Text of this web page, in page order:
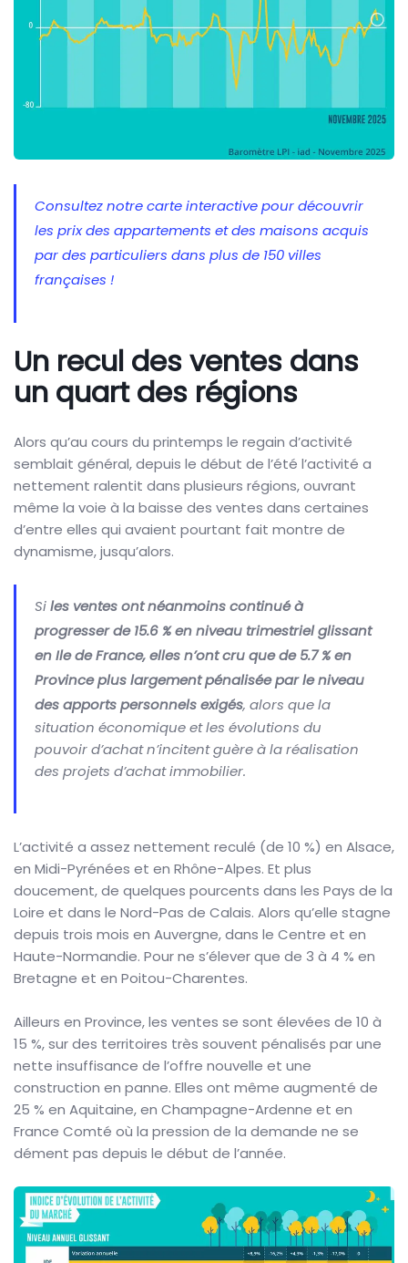
Consultez notre carte interactive pour découvrir
les prix des appartements et des maisons acquis
par des particuliers dans plus de 150 villes
françaises !
Un recul des ventes dans
un quart des régions
Alors qu’au cours du printemps le regain d’activité
semblait général, depuis le début de l’été l’activité a
nettement ralentit dans plusieurs régions, ouvrant
même la voie à la baisse des ventes dans certaines
d’entre elles qui avaient pourtant fait montre de
dynamisme, jusqu’alors.
Siles ventes ont néanmoins continué à
progresser de 15.6 % en niveau trimestriel glissant
en Ile de France, elles n’ont cru que de 5.7 % en
Province plus largement pénalisée par le niveau
des apports personnels exigés, alors que la
situation économique et les évolutions du
pouvoir d’achat n’incitent guère à la réalisation
des projets d’achat immobilier.
L’activité a assez nettement reculé (de 10 %) en Alsace,
en Midi-Pyrénées et en Rhône-Alpes. Et plus
doucement, de quelques pourcents dans les Pays de la
Loire et dans le Nord-Pas de Calais. Alors qu’elle stagne
depuis trois mois en Auvergne, dans le Centre et en
Haute-Normandie. Pour ne s’élever que de 3 à 4 % en
Bretagne et en Poitou-Charentes.
Ailleurs en Province, les ventes se sont élevées de 10 à
15 %, sur des territoires très souvent pénalisés par une
nette insuffisance de l’offre nouvelle et une
construction en panne. Elles ont même augmenté de
25 % en Aquitaine, en Champagne-Ardenne et en
France Comté où la pression de la demande ne se
dément pas depuis le début de l’année.